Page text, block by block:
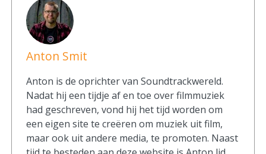
Anton Smit
Anton is de oprichter van Soundtrackwereld.
Nadat hij een tijdje af en toe over filmmuziek
had geschreven, vond hij het tijd worden om
een eigen site te creëren om muziek uit film,
maar ook uit andere media, te promoten. Naast